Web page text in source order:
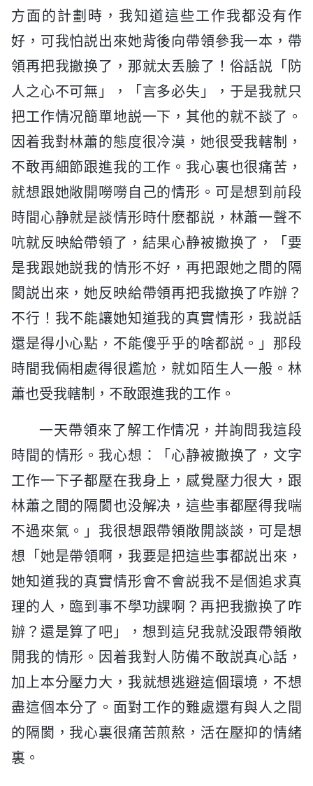
方面的計劃時，我知道這些工作我都没有作
好，可我怕説出來她背後向帶領參我一本，帶
領再把我撤换了，那就太丢臉了！俗話説「防
人之心不可無」，「言多必失」，于是我就只
把工作情况簡單地説一下，其他的就不談了。
因着我對林蕭的態度很冷漠，她很受我轄制，
不敢再細節跟進我的工作。我心裏也很痛苦，
就想跟她敞開嘮嘮自己的情形。可是想到前段
時間心静就是談情形時什麽都説，林蕭一聲不
吭就反映給帶領了，結果心静被撤换了，「要
是我跟她説我的情形不好，再把跟她之間的隔
閡説出來，她反映給帶領再把我撤换了咋辦？
不行！我不能讓她知道我的真實情形，我説話
還是得小心點，不能傻乎乎的啥都説。」那段
時間我倆相處得很尷尬，就如陌生人一般。林
蕭也受我轄制，不敢跟進我的工作。
一天帶領來了解工作情况，并詢問我這段
時間的情形。我心想：「心静被撤换了，文字
工作一下子都壓在我身上，感覺壓力很大，跟
林蕭之間的隔閡也没解决，這些事都壓得我喘
不過來氣。」我很想跟帶領敞開談談，可是想
想「她是帶領啊，我要是把這些事都説出來，
她知道我的真實情形會不會説我不是個追求真
理的人，臨到事不學功課啊？再把我撤换了咋
辦？還是算了吧」，想到這兒我就没跟帶領敞
開我的情形。因着我對人防備不敢説真心話，
加上本分壓力大，我就想逃避這個環境，不想
盡這個本分了。面對工作的難處還有與人之間
的隔閡，我心裏很痛苦煎熬，活在壓抑的情緒
裏。